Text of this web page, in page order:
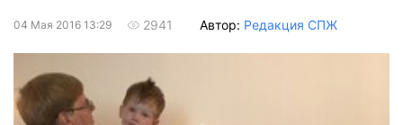
04 Мая 2016 13:29 2941 Автор: Редакция СПЖ